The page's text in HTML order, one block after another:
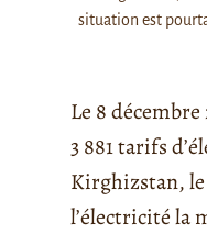
situation est
Le 8
3 881 tarifs
Kirghizstan, le
l’électricité la